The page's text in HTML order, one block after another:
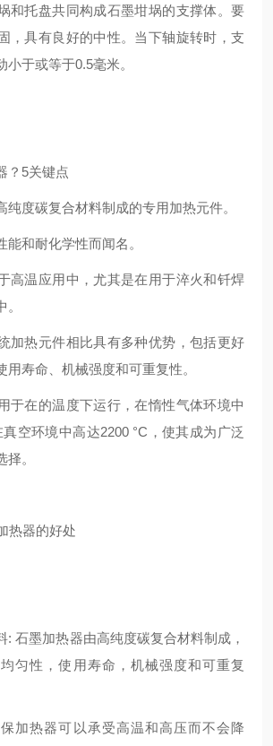
和托盘共同构成石墨坩埚的支撑体。要
，具有良好的中性。当下轴旋转时，支
于或等于0.5毫米。
？5关键点
纯度碳复合材料制成的专用加热元件。
和耐化学性而闻名。
高温应用中，尤其是在用于淬火和钎焊
加热元件相比具有多种优势，包括更好
用寿命、机械强度和可重复性。
于在的温度下运行，在惰性气体环境中
空环境中高达2200 °C，使其成为广泛
。
热器的好处
: 石墨加热器由高纯度碳复合材料制成，
匀性，使用寿命，机械强度和可重复
加热器可以承受高温和高压而不会降